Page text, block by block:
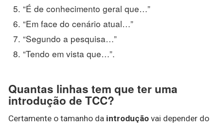
“É de conhecimento geral que…”
“Em face do cenário atual…”
“Segundo a pesquisa…”
“Tendo em vista que…”.
Quantas linhas tem que ter uma
introdução de TCC?
Certamente o tamanho da introdução vai depender do